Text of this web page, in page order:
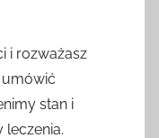
i rozważasz
stan i